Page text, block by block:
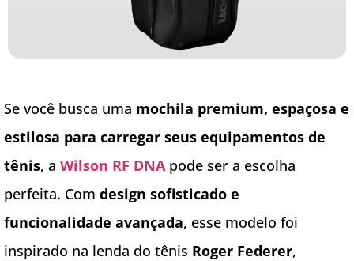
Se você busca uma mochila premium, espaçosa e
estilosa para carregar seus equipamentos de
tênis, a Wilson RF DNApode ser a escolha
perfeita. Com design sofisticado e
funcionalidade avançada, esse modelo foi
inspirado na lenda do tênis Roger Federer,